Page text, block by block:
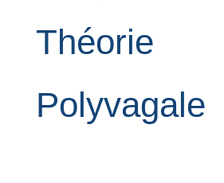
Théorie
Polyvagale